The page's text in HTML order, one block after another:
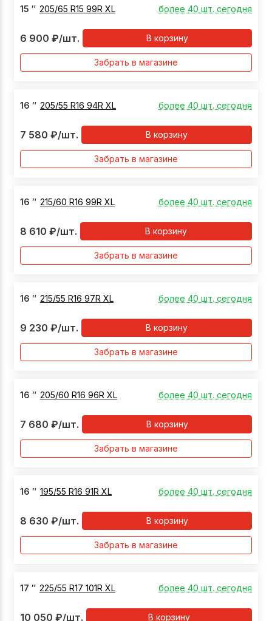
15 ″ 205/65 R15 99R XL более 40 шт. сегодня
6 900 ₽/шт. В корзину
Забрать в магазине
16 ″ 205/55 R16 94R XL более 40 шт. сегодня
7 580 ₽/шт. В корзину
Забрать в магазине
16 ″ 215/60 R16 99R XL более 40 шт. сегодня
8 610 ₽/шт. В корзину
Забрать в магазине
16 ″ 215/55 R16 97R XL более 40 шт. сегодня
9 230 ₽/шт. В корзину
Забрать в магазине
16 ″ 205/60 R16 96R XL более 40 шт. сегодня
7 680 ₽/шт. В корзину
Забрать в магазине
16 ″ 195/55 R16 91R XL более 40 шт. сегодня
8 630 ₽/шт. В корзину
Забрать в магазине
17 ″ 225/55 R17 101R XL более 40 шт. сегодня
10 050 ₽/шт. В корзину